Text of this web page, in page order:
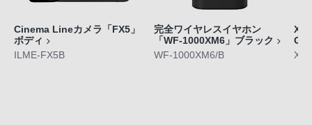
Cinema Lineカメラ「FX5」
ボディ
ILME-FX5B
完全ワイヤレスイヤホン
「WF-1000XM6」ブラック
WF-1000XM6/B